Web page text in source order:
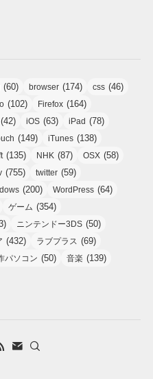
(60) browser (174) css (46)
(102) Firefox (164)
(42) iOS (63) iPad (78)
(149) iTunes (138)
(135) NHK (87) OSX (58)
(755) twitter (59)
(200) WordPress (64)
ゲーム (354)
ニンテンドー3DS (50)
(432) ラブプラス (69)
パソコン (50) 音楽 (139)